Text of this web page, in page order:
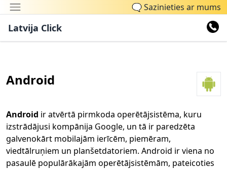
🗨Sazinieties ar mums
Latvija Click
Android
Android ir atvērtā pirmkoda operētājsistēma, kuru
izstrādājusi kompānija Google, un tā ir paredzēta
galvenokārt mobilajām ierīcēm, piemēram,
viedtālruņiem un planšetdatoriem. Android ir viena no
pasaulē populārākajām operētājsistēmām, pateicoties